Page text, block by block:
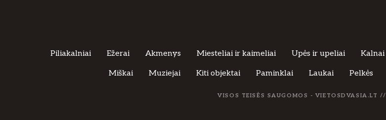
a
v
Piliakalniai Ežerai Akmenys Miesteliai ir kaimeliai Upės ir upeliai Kalnai
Miškai Muziejai Kiti objektai Paminklai Laukai Pelkės
VISOS TEISĖS SAUGOMOS - VIETOSDVASIA.LT //